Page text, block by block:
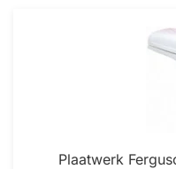
Plaatwerk